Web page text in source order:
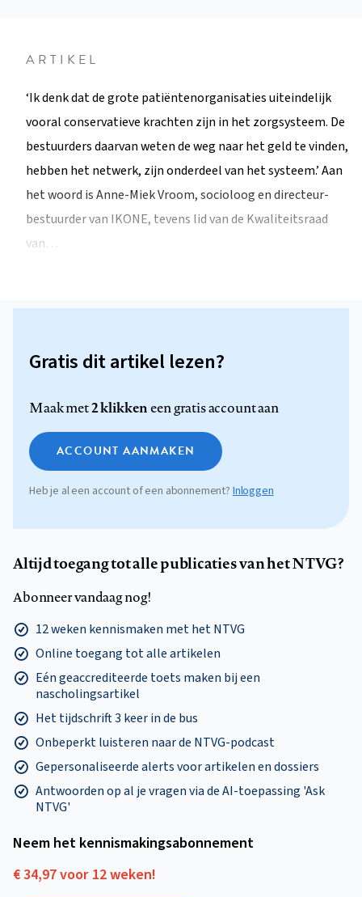
ARTIKEL
‘Ik denk dat de grote patiëntenorganisaties uiteindelijk
vooral conservatieve krachten zijn in het zorgsysteem. De
bestuurders daarvan weten de weg naar het geld te vinden,
hebben het netwerk, zijn onderdeel van het systeem.’ Aan
het woord is Anne-Miek Vroom, socioloog en directeur-
bestuurder van IKONE, tevens lid van de Kwaliteitsraad
van…
Gratis dit artikel lezen?
Maak met2 klikkeneen gratis account aan
ACCOUNT AANMAKEN
Heb je al een account of een abonnement? Inloggen
Altijd toegang tot alle publicaties van het NTVG?
Abonneer vandaag nog!
12 weken kennismaken met het NTVG
Online toegang tot alle artikelen
Eén geaccrediteerde toets maken bij een
nascholingsartikel
Het tijdschrift 3 keer in de bus
Onbeperkt luisteren naar de NTVG-podcast
Gepersonaliseerde alerts voor artikelen en dossiers
Antwoorden op al je vragen via de AI-toepassing 'Ask
NTVG'
Neem het kennismakings­abonnement
€ 34,97 voor 12 weken!